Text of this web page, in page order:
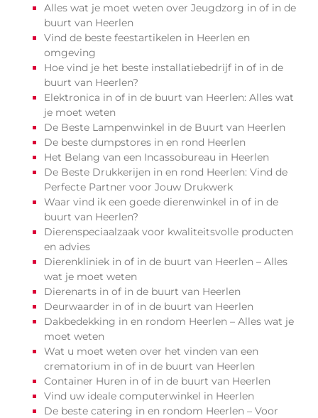
Alles wat je moet weten over Jeugdzorg in of in de
buurt van Heerlen
Vind de beste feestartikelen in Heerlen en
omgeving
Hoe vind je het beste installatiebedrijf in of in de
buurt van Heerlen?
Elektronica in of in de buurt van Heerlen: Alles wat
je moet weten
De Beste Lampenwinkel in de Buurt van Heerlen
De beste dumpstores in en rond Heerlen
Het Belang van een Incassobureau in Heerlen
De Beste Drukkerijen in en rond Heerlen: Vind de
Perfecte Partner voor Jouw Drukwerk
Waar vind ik een goede dierenwinkel in of in de
buurt van Heerlen?
Dierenspeciaalzaak voor kwaliteitsvolle producten
en advies
Dierenkliniek in of in de buurt van Heerlen – Alles
wat je moet weten
Dierenarts in of in de buurt van Heerlen
Deurwaarder in of in de buurt van Heerlen
Dakbedekking in en rondom Heerlen – Alles wat je
moet weten
Wat u moet weten over het vinden van een
crematorium in of in de buurt van Heerlen
Container Huren in of in de buurt van Heerlen
Vind uw ideale computerwinkel in Heerlen
De beste catering in en rondom Heerlen – Voor